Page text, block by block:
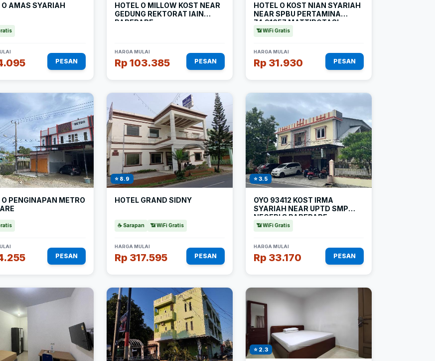
O AMAS SYARIAH
PESAN
HOTEL O MILLOW KOST NEAR
GEDUNG REKTORAT IAIN
PAREPARE
HARGA MULAI
Rp 103.385 PESAN
HOTEL O KOST NIAN SYARIAH
NEAR SPBU PERTAMINA
74.91657 MATTIROTASI
SIDRAP
📶 WiFi Gratis
HARGA MULAI
Rp 31.930 PESAN
O PENGINAPAN METRO
PESAN
⭐ 8.9
HOTEL GRAND SIDNY
☕ Sarapan 📶 WiFi Gratis
HARGA MULAI
Rp 317.595 PESAN
⭐ 3.5
OYO 93412 KOST IRMA
SYARIAH NEAR UPTD SMP
NEGERI 8 PAREPARE
📶 WiFi Gratis
HARGA MULAI
Rp 33.170 PESAN
⭐ 2.3